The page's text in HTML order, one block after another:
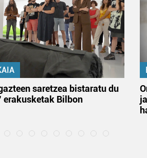
saretzea bistaratu du
erakusketak Bilbon